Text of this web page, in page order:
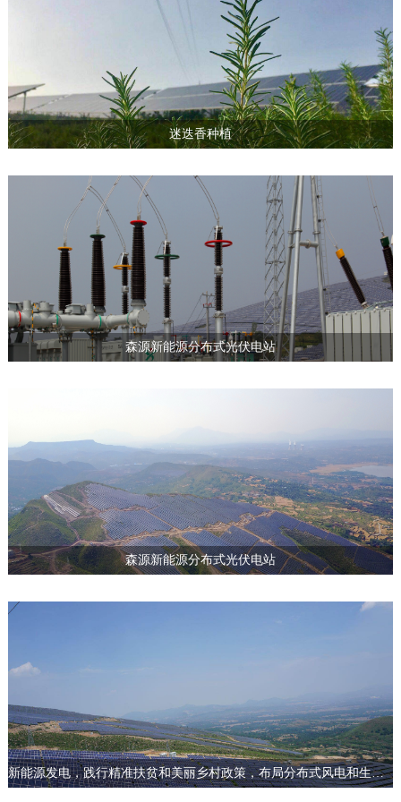
迷迭香种植
森源新能源分布式光伏电站
森源新能源分布式光伏电站
新能源发电，践行精准扶贫和美丽乡村政策，布局分布式风电和生物质发电，发展清洁能源。